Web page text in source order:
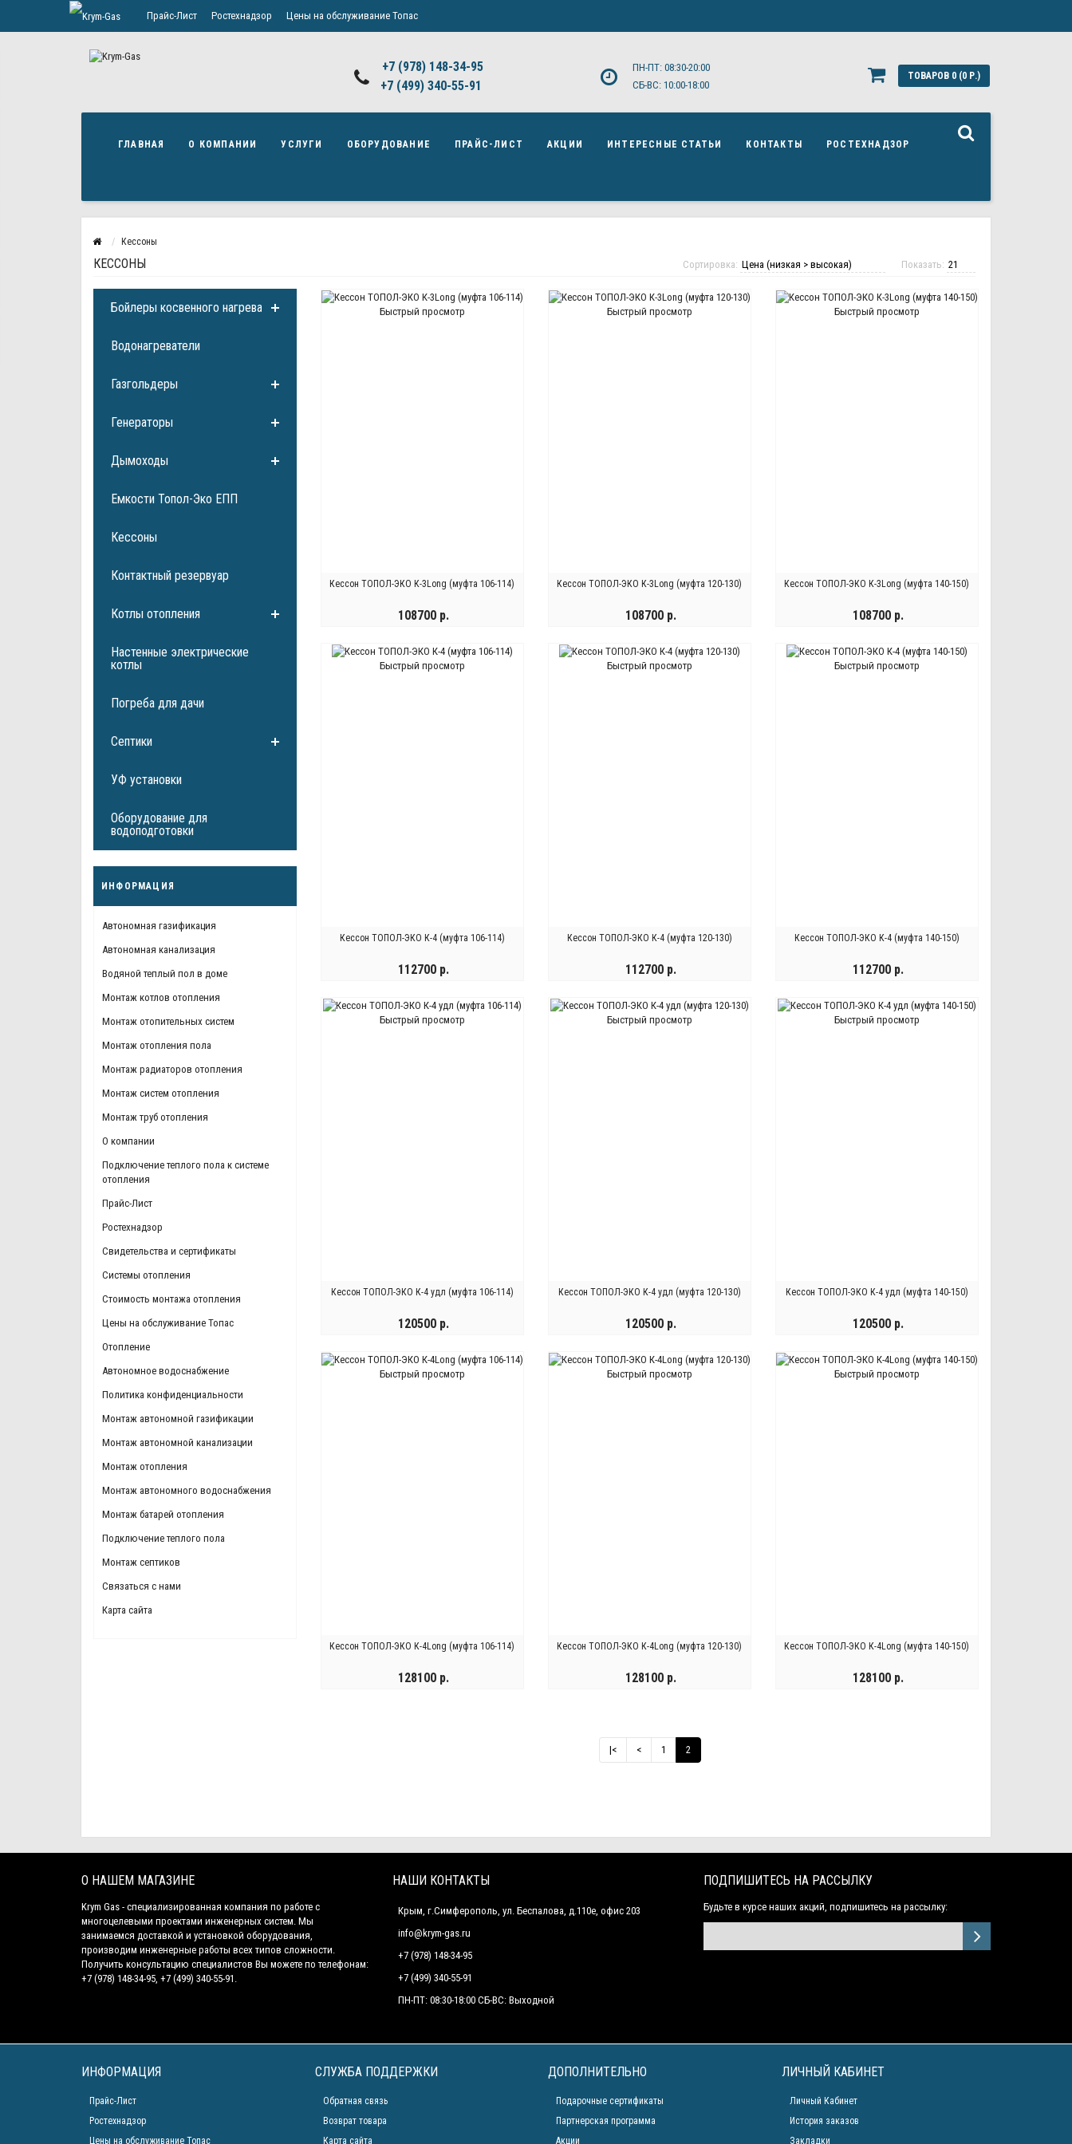
Прайс-Лист Ростехнадзор Цены на обслуживание Топас
+7 (978) 148-34-95
+7 (499) 340-55-91 ​
ПН-ПТ: 08:30-20:00
СБ-ВС: 10:00-18:00
ТОВАРОВ 0 (0 Р.)
ГЛАВНАЯ О КОМПАНИИ УСЛУГИ ОБОРУДОВАНИЕ ПРАЙС-ЛИСТ АКЦИИ ИНТЕРЕСНЫЕ СТАТЬИ КОНТАКТЫ РОСТЕХНАДЗОР
Кессоны
КЕССОНЫ Показать:
Сортировка:
Бойлеры косвенного нагрева
Водонагреватели
Газгольдеры
Генераторы
Дымоходы
Емкости Топол-Эко ЕПП
Кессоны
Контактный резервуар
Котлы отопления
Настенные электрические
котлы
Погреба для дачи
Септики
УФ установки
Оборудование для
водоподготовки
ИНФОРМАЦИЯ
Автономная газификация
Автономная канализация
Водяной теплый пол в доме
Монтаж котлов отопления
Монтаж отопительных систем
Монтаж отопления пола
Монтаж радиаторов отопления
Монтаж систем отопления
Монтаж труб отопления
О компании
Подключение теплого пола к системе
отопления
Прайс-Лист
Ростехнадзор
Свидетельства и сертификаты
Системы отопления
Стоимость монтажа отопления
Цены на обслуживание Топас
Отопление
Автономное водоснабжение
Политика конфиденциальности
Монтаж автономной газификации
Монтаж автономной канализации
Монтаж отопления
Монтаж автономного водоснабжения
Монтаж батарей отопления
Подключение теплого пола
Монтаж септиков
Связаться с нами
Карта сайта
Быстрый просмотр
Кессон ТОПОЛ-ЭКО К-3Long (муфта 106-114)
108700 р.
КУПИТЬ
Быстрый просмотр
Кессон ТОПОЛ-ЭКО К-3Long (муфта 120-130)
108700 р.
КУПИТЬ
Быстрый просмотр
Кессон ТОПОЛ-ЭКО К-3Long (муфта 140-150)
108700 р.
КУПИТЬ
Быстрый просмотр
Кессон ТОПОЛ-ЭКО К-4 (муфта 106-114)
112700 р.
КУПИТЬ
Быстрый просмотр
Кессон ТОПОЛ-ЭКО К-4 (муфта 120-130)
112700 р.
КУПИТЬ
Быстрый просмотр
Кессон ТОПОЛ-ЭКО К-4 (муфта 140-150)
112700 р.
КУПИТЬ
Быстрый просмотр
Кессон ТОПОЛ-ЭКО К-4 удл (муфта 106-114)
120500 р.
КУПИТЬ
Быстрый просмотр
Кессон ТОПОЛ-ЭКО К-4 удл (муфта 120-130)
120500 р.
КУПИТЬ
Быстрый просмотр
Кессон ТОПОЛ-ЭКО К-4 удл (муфта 140-150)
120500 р.
КУПИТЬ
Быстрый просмотр
Кессон ТОПОЛ-ЭКО К-4Long (муфта 106-114)
128100 р.
Быстрый просмотр
Кессон ТОПОЛ-ЭКО К-4Long (муфта 120-130)
128100 р.
Быстрый просмотр
Кессон ТОПОЛ-ЭКО К-4Long (муфта 140-150)
128100 р.
|< < 1 2
О НАШЕМ МАГАЗИНЕ
Krym Gas - специализированная компания по работе с
многоцелевыми проектами инженерных систем. Мы
занимаемся доставкой и установкой оборудования,
производим инженерные работы всех типов сложности.
Получить консультацию специалистов Вы можете по телефонам:
+7 (978) 148-34-95, +7 (499) 340-55-91.
НАШИ КОНТАКТЫ
Крым, г.Симферополь, ул. Беспалова, д.110е, офис 203
info@krym-gas.ru
+7 (978) 148-34-95
+7 (499) 340-55-91 ​
ПН-ПТ: 08:30-18:00 СБ-ВС: Выходной
ПОДПИШИТЕСЬ НА РАССЫЛКУ
Будьте в курсе наших акций, подпишитесь на рассылку:
ИНФОРМАЦИЯ
Прайс-Лист
Ростехнадзор
Цены на обслуживание Топас
СЛУЖБА ПОДДЕРЖКИ
Обратная связь
Возврат товара
Карта сайта
ДОПОЛНИТЕЛЬНО
Подарочные сертификаты
Партнерская программа
Акции
ЛИЧНЫЙ КАБИНЕТ
Личный Кабинет
История заказов
Закладки